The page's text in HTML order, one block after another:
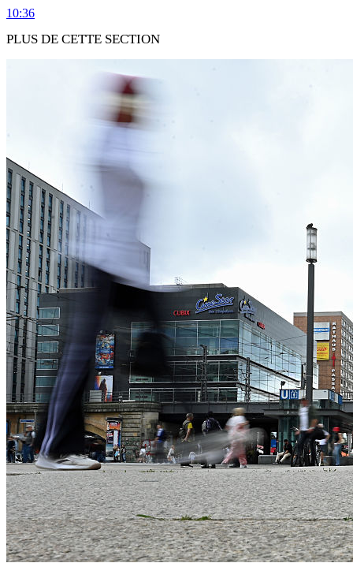
10:36
PLUS DE CETTE SECTION